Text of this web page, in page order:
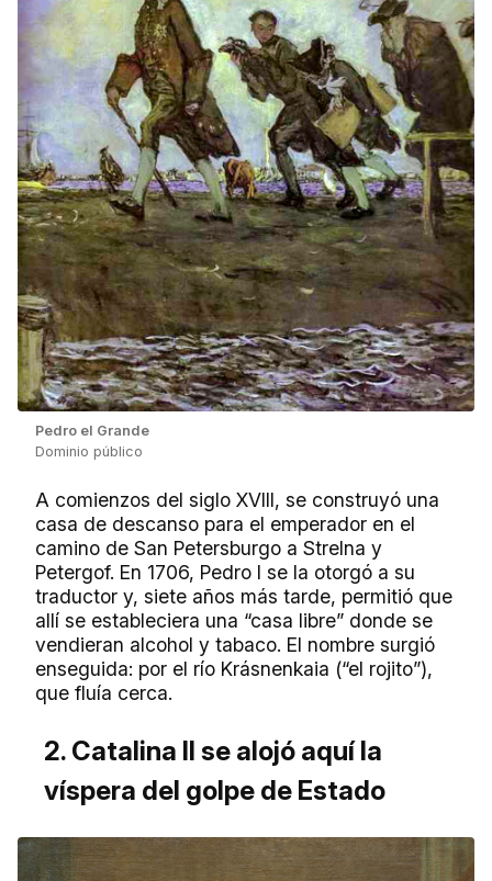
Pedro el Grande
Dominio público
A comienzos del siglo XVIII, se construyó una
casa de descanso para el emperador en el
camino de San Petersburgo a Strelna y
Petergof. En 1706, Pedro I se la otorgó a su
traductor y, siete años más tarde, permitió que
allí se estableciera una “casa libre” donde se
vendieran alcohol y tabaco. El nombre surgió
enseguida: por el río Krásnenkaia (“el rojito”),
que fluía cerca.
2. Catalina II se alojó aquí la
víspera del golpe de Estado